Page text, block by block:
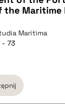
the Maritime
Maritima
- 73